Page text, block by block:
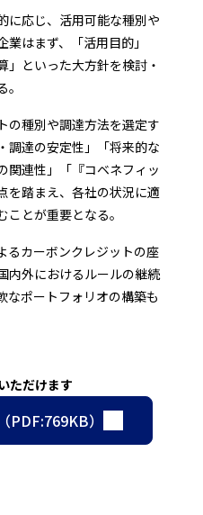
に応じ、活用可能な種別や
はまず、「活用目的」
」といった大方針を検討・
の種別や調達方法を選定す
調達の安定性」「将来的な
関連性」「『コベネフィッ
を踏まえ、各社の状況に適
ことが重要となる。
るカーボンクレジットの座
内外におけるルールの継続
なポートフォリオの構築も
ただけます
PDF:769KB）